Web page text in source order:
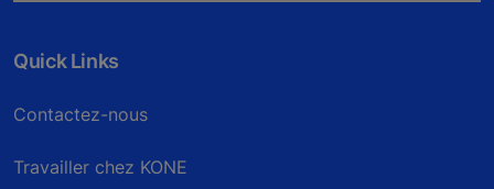
Quick Links
Contactez-nous
Travailler chez KONE